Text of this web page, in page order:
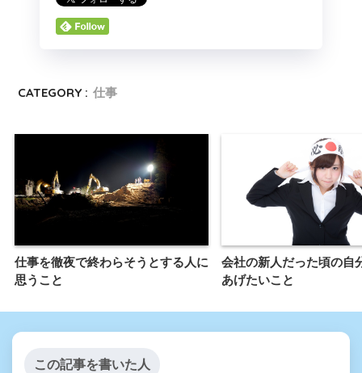
CATEGORY : 仕事
仕事を徹夜で終わらそうとする人に
思うこと
会社の新人だった頃の自
あげたいこと
この記事を書いた人